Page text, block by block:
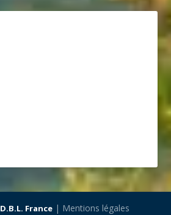
D.B.L. France| Mentions légales